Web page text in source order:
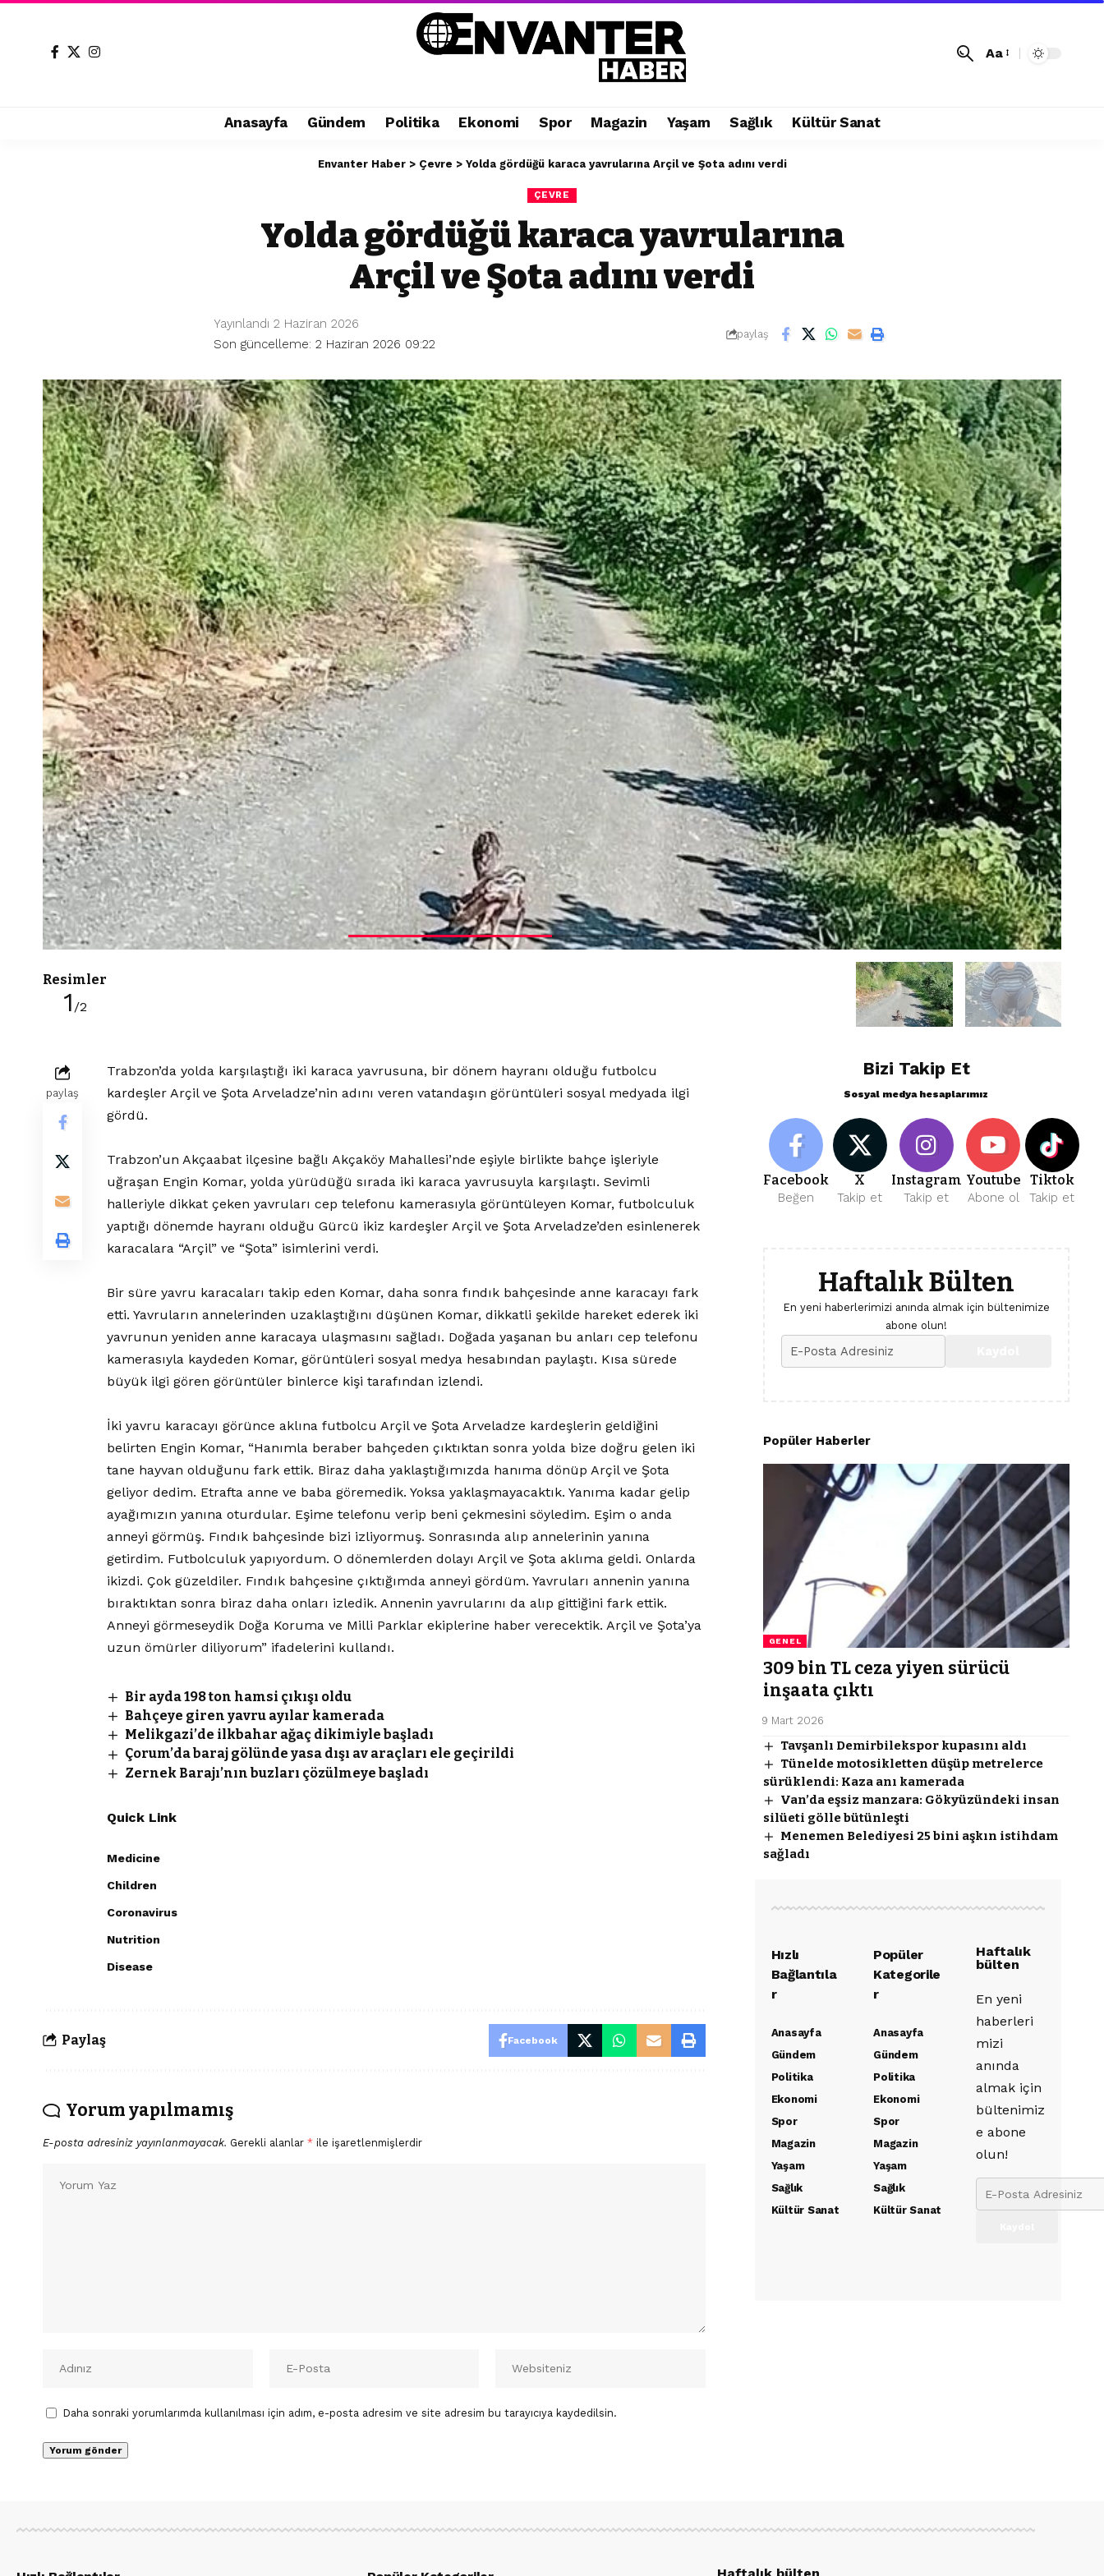
Aa
Anasayfa Gündem Politika Ekonomi Spor Magazin Yaşam Sağlık Kültür Sanat
Envanter Haber> Çevre > Yolda gördüğü karaca yavrularına Arçil ve Şota adını verdi
ÇEVRE
Yolda gördüğü karaca yavrularına
Arçil ve Şota adını verdi
Son güncelleme: 2 Haziran 2026 09:22
Yayınlandı 2 Haziran 2026
paylaş
Resimler
1 /2
paylaş
Trabzon’da yolda karşılaştığı iki karaca yavrusuna, bir dönem hayranı olduğu futbolcu
kardeşler Arçil ve Şota Arveladze’nin adını veren vatandaşın görüntüleri sosyal medyada ilgi
gördü.
Trabzon’un Akçaabat ilçesine bağlı Akçaköy Mahallesi’nde eşiyle birlikte bahçe işleriyle
uğraşan Engin Komar, yolda yürüdüğü sırada iki karaca yavrusuyla karşılaştı. Sevimli
halleriyle dikkat çeken yavruları cep telefonu kamerasıyla görüntüleyen Komar, futbolculuk
yaptığı dönemde hayranı olduğu Gürcü ikiz kardeşler Arçil ve Şota Arveladze’den esinlenerek
karacalara “Arçil” ve “Şota” isimlerini verdi.
Bir süre yavru karacaları takip eden Komar, daha sonra fındık bahçesinde anne karacayı fark
etti. Yavruların annelerinden uzaklaştığını düşünen Komar, dikkatli şekilde hareket ederek iki
yavrunun yeniden anne karacaya ulaşmasını sağladı. Doğada yaşanan bu anları cep telefonu
kamerasıyla kaydeden Komar, görüntüleri sosyal medya hesabından paylaştı. Kısa sürede
büyük ilgi gören görüntüler binlerce kişi tarafından izlendi.
İki yavru karacayı görünce aklına futbolcu Arçil ve Şota Arveladze kardeşlerin geldiğini
belirten Engin Komar, “Hanımla beraber bahçeden çıktıktan sonra yolda bize doğru gelen iki
tane hayvan olduğunu fark ettik. Biraz daha yaklaştığımızda hanıma dönüp Arçil ve Şota
geliyor dedim. Etrafta anne ve baba göremedik. Yoksa yaklaşmayacaktık. Yanıma kadar gelip
ayağımızın yanına oturdular. Eşime telefonu verip beni çekmesini söyledim. Eşim o anda
anneyi görmüş. Fındık bahçesinde bizi izliyormuş. Sonrasında alıp annelerinin yanına
getirdim. Futbolculuk yapıyordum. O dönemlerden dolayı Arçil ve Şota aklıma geldi. Onlarda
ikizdi. Çok güzeldiler. Fındık bahçesine çıktığımda anneyi gördüm. Yavruları annenin yanına
bıraktıktan sonra biraz daha onları izledik. Annenin yavrularını da alıp gittiğini fark ettik.
Anneyi görmeseydik Doğa Koruma ve Milli Parklar ekiplerine haber verecektik. Arçil ve Şota’ya
uzun ömürler diliyorum” ifadelerini kullandı.
Bir ayda 198 ton hamsi çıkışı oldu
Bahçeye giren yavru ayılar kamerada
Melikgazi’de ilkbahar ağaç dikimiyle başladı
Çorum’da baraj gölünde yasa dışı av araçları ele geçirildi
Zernek Barajı’nın buzları çözülmeye başladı
Quick Link
Medicine
Children
Coronavirus
Nutrition
Disease
Paylaş Facebook
Yorum yapılmamış
E-posta adresiniz yayınlanmayacak. Gerekli alanlar * ile işaretlenmişlerdir
Daha sonraki yorumlarımda kullanılması için adım, e-posta adresim ve site adresim bu tarayıcıya kaydedilsin.
Bizi Takip Et
Sosyal medya hesaplarımız
Facebook
Beğen
X
Takip et
Instagram
Takip et
Youtube
Abone ol
Tiktok
Takip et
Haftalık Bülten
En yeni haberlerimizi anında almak için bültenimize
abone olun!
Popüler Haberler
GENEL
309 bin TL ceza yiyen sürücü
inşaata çıktı
9 Mart 2026
Tavşanlı Demirbilekspor kupasını aldı
Tünelde motosikletten düşüp metrelerce
sürüklendi: Kaza anı kamerada
Van’da eşsiz manzara: Gökyüzündeki insan
silüeti gölle bütünleşti
Menemen Belediyesi 25 bini aşkın istihdam
sağladı
Hızlı
Bağlantıla
r
Anasayfa
Gündem
Politika
Ekonomi
Spor
Magazin
Yaşam
Sağlık
Kültür Sanat
Popüler
Kategorile
r
Anasayfa
Gündem
Politika
Ekonomi
Spor
Magazin
Yaşam
Sağlık
Kültür Sanat
Haftalık
bülten
En yeni
haberleri
mizi
anında
almak için
bültenimiz
e abone
olun!